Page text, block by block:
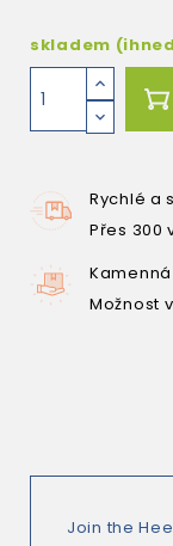
skladem
Rychlé a
Přes 300
Možnost
Join the